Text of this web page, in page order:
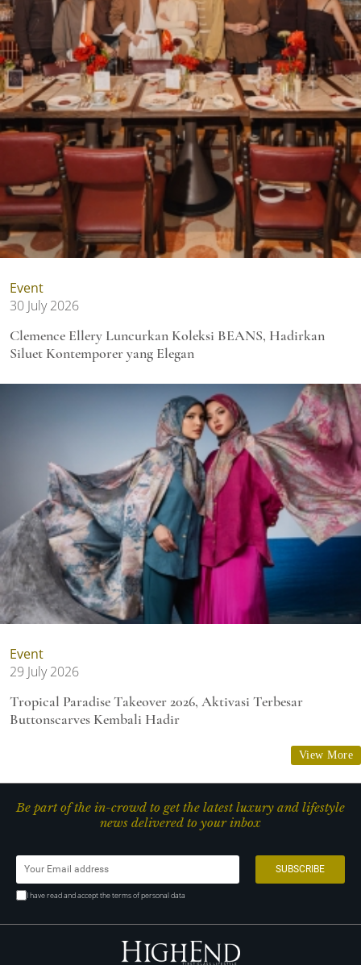
Event
30 July 2026
Clemence Ellery Luncurkan Koleksi BEANS, Hadirkan
Siluet Kontemporer yang Elegan
Event
29 July 2026
Tropical Paradise Takeover 2026, Aktivasi Terbesar
Buttonscarves Kembali Hadir
View More
Be part of the in-crowd to get the latest luxury and lifestyle
news delivered to your inbox
I have read and accept the terms of personal data